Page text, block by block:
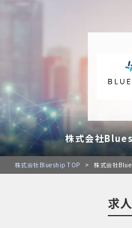
株式会社
株式会社Blueship TOP > 株式会社
求